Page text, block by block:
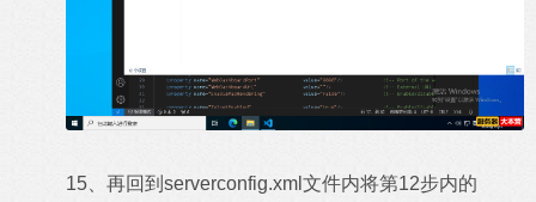
15、再回到serverconfig.xml文件内将第12步内的